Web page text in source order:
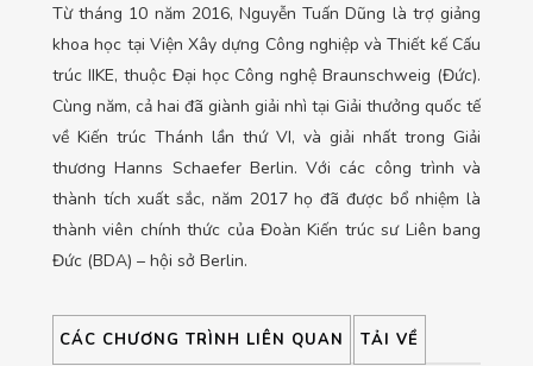
Từ tháng 10 năm 2016, Nguyễn Tuấn Dũng là trợ giảng
khoa học tại Viện Xây dựng Công nghiệp và Thiết kế Cấu
trúc IIKE, thuộc Đại học Công nghệ Braunschweig (Đức).
Cùng năm, cả hai đã giành giải nhì tại Giải thưởng quốc tế
về Kiến trúc Thánh lần thứ VI, và giải nhất trong Giải
thương Hanns Schaefer Berlin. Với các công trình và
thành tích xuất sắc, năm 2017 họ đã được bổ nhiệm là
thành viên chính thức của Đoàn Kiến trúc sư Liên bang
Đức (BDA) – hội sở Berlin.
CÁC CHƯƠNG TRÌNH LIÊN QUAN TẢI VỀ